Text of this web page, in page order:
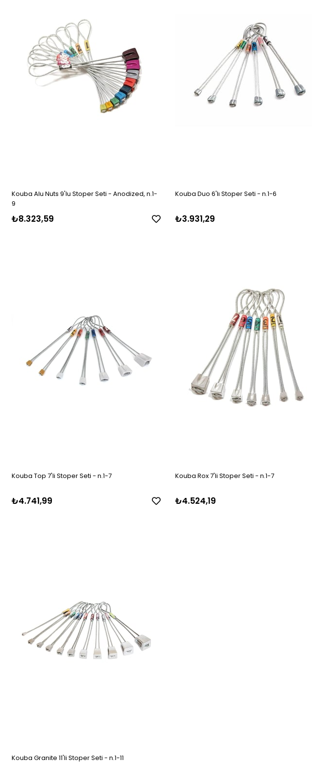
Kouba Alu Nuts 9'lu Stoper Seti - Anodized, n.1-
9
₺8.323,59
Kouba Duo 6'lı Stoper Seti - n.1-6
₺3.931,29
Kouba Top 7'li Stoper Seti - n.1-7
₺4.741,99
Kouba Rox 7'li Stoper Seti - n.1-7
₺4.524,19
Kouba Granite 11'li Stoper Seti - n.1-11